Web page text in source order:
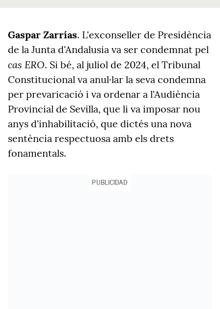
Gaspar Zarrías. L'exconseller de Presidència
de la Junta d'Andalusia va ser condemnat pel
cas ERO. Si bé, al juliol de 2024, el Tribunal
Constitucional va anul·lar la seva condemna
per prevaricació i va ordenar a l'Audiència
Provincial de Sevilla, que li va imposar nou
anys d'inhabilitació, que dictés una nova
sentència respectuosa amb els drets
fonamentals.
PUBLICIDAD